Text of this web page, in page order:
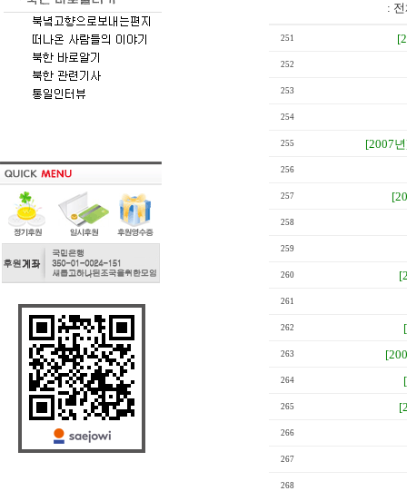
:
251
252
253
254
255 [2007
256
257
258
259
260
261
262
263
264
265
266
267
268